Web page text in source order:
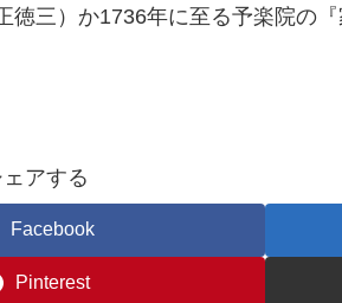
三）か1736年に至る予楽院の
ェアする
Facebook
Pinterest